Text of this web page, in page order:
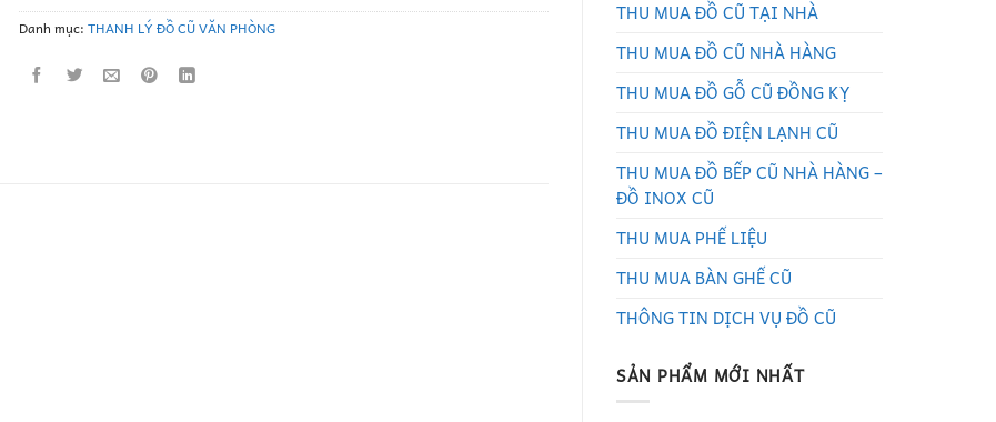
THU MUA ĐỒ CŨ TẠI NHÀ
THU MUA ĐỒ CŨ NHÀ HÀNG
THU MUA ĐỒ GỖ CŨ ĐỒNG KỴ
THU MUA ĐỒ ĐIỆN LẠNH CŨ
THU MUA ĐỒ BẾP CŨ NHÀ HÀNG –
ĐỒ INOX CŨ
THU MUA PHẾ LIỆU
THU MUA BÀN GHẾ CŨ
THÔNG TIN DỊCH VỤ ĐỒ CŨ
SẢN PHẨM MỚI NHẤT
Danh mục:THANH LÝ ĐỒ CŨ VĂN PHÒNG